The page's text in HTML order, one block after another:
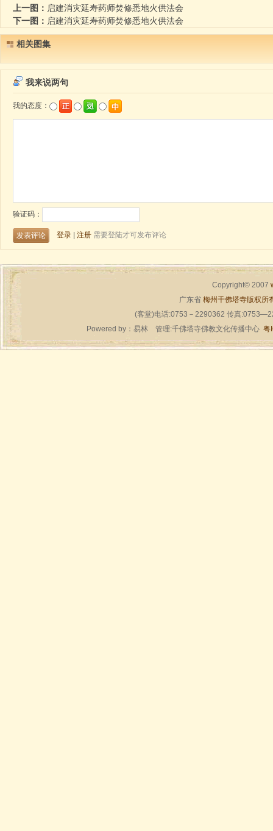
上一图： 启建消灾延寿药师焚修悉地火供法会
下一图： 启建消灾延寿药师焚修悉地火供法会
相关图集
Copyright© 2007
广东省 梅州千佛塔寺版权所
(客堂)电话:0753－2290362 传真
Powered by： 易林管理:千佛塔寺佛教文化传播中心 粤